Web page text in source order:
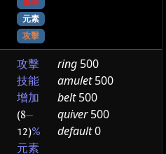
元素
攻擊
攻擊
技能
增加
(8—
12)%
元素
ring 500
amulet500
belt500
quiver500
default0